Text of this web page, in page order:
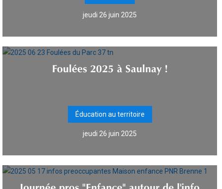
jeudi 26 juin 2025
Foulées 2025 à Saulnay !
Éducation au territoire
jeudi 26 juin 2025
Journée pros "Enfance" autour de l'info